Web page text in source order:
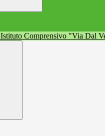
Istituto Comprensivo "Via Dal